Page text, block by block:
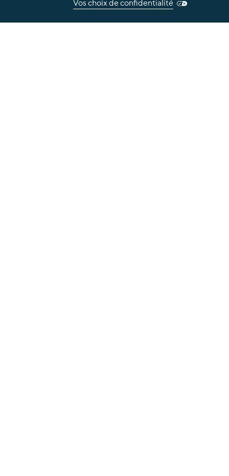
Vos choix de confidentialité